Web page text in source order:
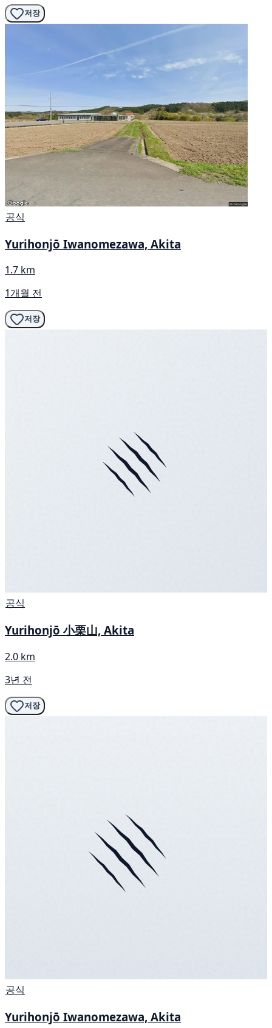
저장
공식
Yurihonjō Iwanomezawa, Akita
1.7 km
1개월 전
저장
공식
Yurihonjō 小栗山, Akita
2.0 km
3년 전
저장
공식
Yurihonjō Iwanomezawa, Akita